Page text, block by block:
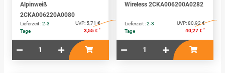
Alpinweiß
2CKA006220A0080
Lieferzeit :2-3
Tage
UVP: 5,71 €
3,55 € *
Wireless 2CKA006200A0282
Lieferzeit :2-3
Tage
UVP:80,92 €
40,27 € *